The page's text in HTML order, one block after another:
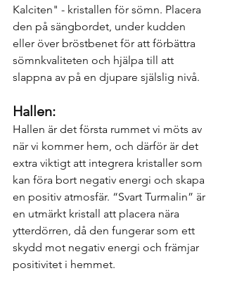
Kalciten" - kristallen för sömn. Placera
den på sängbordet, under kudden
eller över bröstbenet för att förbättra
sömnkvaliteten och hjälpa till att
slappna av på en djupare själslig nivå.
Hallen:
Hallen är det första rummet vi möts av
när vi kommer hem, och därför är det
extra viktigt att integrera kristaller som
kan föra bort negativ energi och skapa
en positiv atmosfär. “Svart Turmalin” är
en utmärkt kristall att placera nära
ytterdörren, då den fungerar som ett
skydd mot negativ energi och främjar
positivitet i hemmet.